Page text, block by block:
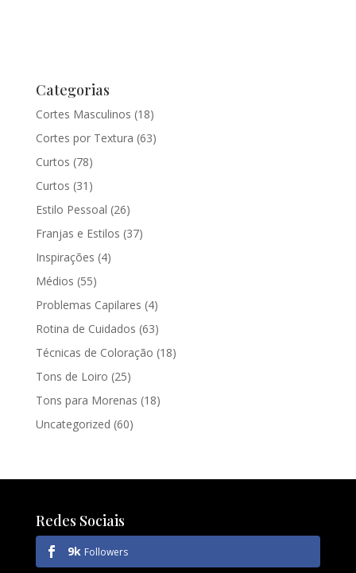
Categorias
Cortes Masculinos (18)
Cortes por Textura (63)
Curtos (78)
Curtos (31)
Estilo Pessoal (26)
Franjas e Estilos (37)
Inspirações (4)
Médios (55)
Problemas Capilares (4)
Rotina de Cuidados (63)
Técnicas de Coloração (18)
Tons de Loiro (25)
Tons para Morenas (18)
Uncategorized (60)
Redes Sociais
9k Followers